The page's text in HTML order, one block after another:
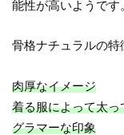
能性が高いようです
骨格ナチュラルの
肉厚なイメージ
着る服によって太
グラマーな印象